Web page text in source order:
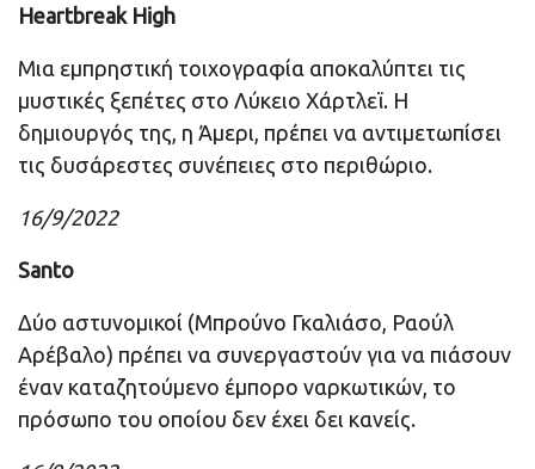
Heartbreak High
Μια εμπρηστική τοιχογραφία αποκαλύπτει τις
μυστικές ξεπέτες στο Λύκειο Χάρτλεϊ. Η
δημιουργός της, η Άμερι, πρέπει να αντιμετωπίσει
τις δυσάρεστες συνέπειες στο περιθώριο.
16/9/2022
Santo
Δύο αστυνομικοί (Μπρούνο Γκαλιάσο, Ραούλ
Αρέβαλο) πρέπει να συνεργαστούν για να πιάσουν
έναν καταζητούμενο έμπορο ναρκωτικών, το
πρόσωπο του οποίου δεν έχει δει κανείς.